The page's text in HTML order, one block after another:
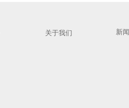
关于我们 新闻